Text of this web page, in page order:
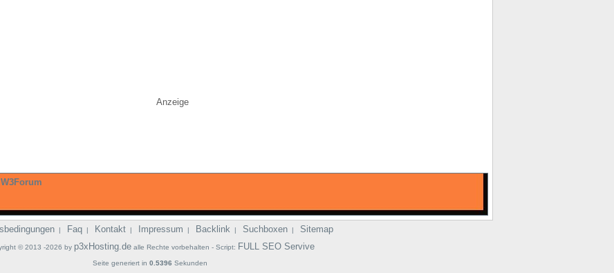
Anzeige
W3Forum
| Faq | Kontakt | Impressum | Backlink | Suchboxen | Sitemap
© 2013 -2026 by p3xHosting.dealle Rechte vorbehalten - Script: FULL SEO Servive
Seite generiert in 0.5396 Sekunden